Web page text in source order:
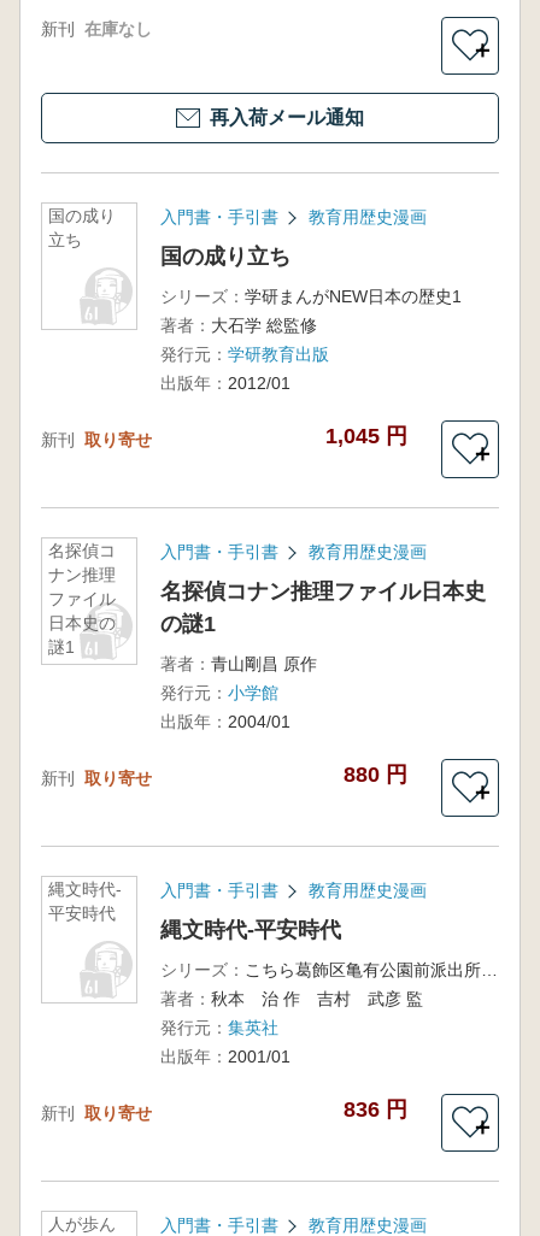
新刊 在庫なし
＋
再入荷メール通知
国の成り
立ち
入門書・手引書 教育用歴史漫画
国の成り立ち
シリーズ： 学研まんがNEW日本の歴史1
著者： 大石学 総監修
発行元： 学研教育出版
出版年： 2012/01
新刊 取り寄せ 1,045 円
＋
名探偵コ
ナン推理
ファイル
日本史の
謎1
入門書・手引書 教育用歴史漫画
名探偵コナン推理ファイル日本史
の謎1
著者： 青山剛昌 原作
発行元： 小学館
出版年： 2004/01
新刊 取り寄せ 880 円
＋
縄文時代-
平安時代
入門書・手引書 教育用歴史漫画
縄文時代-平安時代
シリーズ：
こちら葛飾区亀有公園前派出所両さんの日本史大達人1
著者： 秋本 治 作 吉村 武彦 監
発行元： 集英社
出版年： 2001/01
新刊 取り寄せ 836 円
＋
人が歩ん
入門書・手引書 教育用歴史漫画